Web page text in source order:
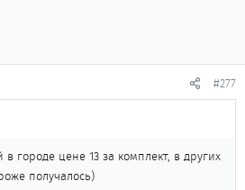
#277
городе цене 13 за комплект, в других
получалось)